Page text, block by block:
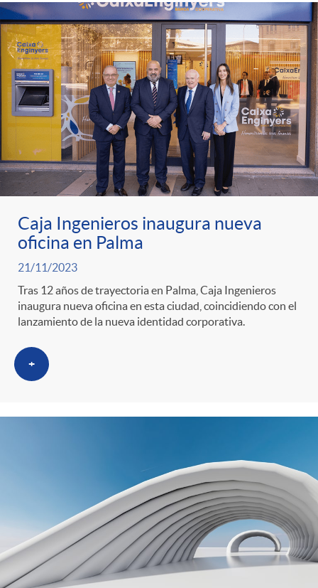
a
d
e
p
r
e
n
s
a
a
t
e
g
o
r
í
a
s
A
n
c
l
a
F
i
l
t
r
C
a
r
d
e
c
o
n
t
e
n
o
s
Caja Ingenieros inaugura nueva
oficina en Palma
21/11/2023
Tras 12 años de trayectoria en Palma, Caja Ingenieros
inaugura nueva oficina en esta ciudad, coincidiendo con el
lanzamiento de la nueva identidad corporativa.
+